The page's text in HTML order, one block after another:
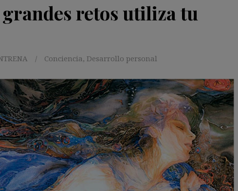
retos utiliza tu
Conciencia, Desarrollo personal